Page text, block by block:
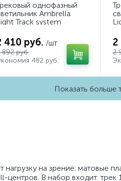
однофазный
Ambrella
Track system
410 руб. /шт
892 руб.
482 руб.
2
2
Показать больше
нагрузку на зрение: матовые
центров. В набор входит: